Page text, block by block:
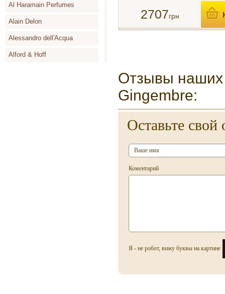
Al Haramain Perfumes
Alain Delon
Alessandro dell'Acqua
Alford & Hoff
2707грн
Отзывы наших
Gingembre:
Оставьте свой
Коментарий
Я - не робот, вижу буквы на картине